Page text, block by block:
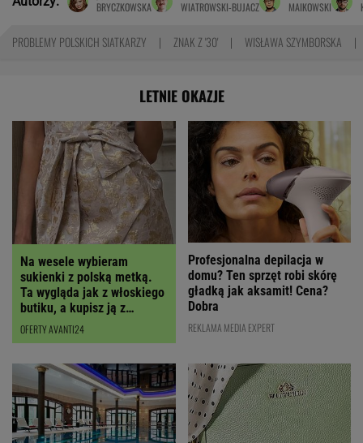
BRYCZKOWSKA
WIATROWSKI-BUJACZ
MAIKOWSKI
PROBLEMY POLSKICH SIATKARZY ZNAK Z '30' WISŁAWA SZYMBORSKA
LETNIE OKAZJE
Na wesele wybieram
sukienki z polską metką.
Ta wygląda jak z włoskiego
butiku, a kupisz ją z
RABATEM
OFERTY AVANTI24
Profesjonalna depilacja w
domu? Ten sprzęt robi skórę
gładką jak aksamit! Cena?
Dobra
REKLAMA MEDIA EXPERT